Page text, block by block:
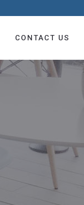
CONTACT US